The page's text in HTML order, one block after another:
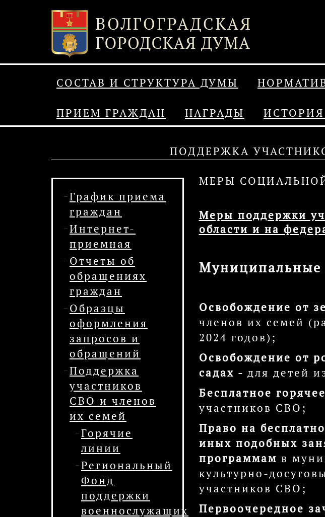
СОСТАВ И СТРУКТУРА ДУМЫ
ПРИЕМ ГРАЖДАН НАГРАДЫ
ПОДДЕРЖКА
График приема
граждан
Интернет-
приемная
Отчеты об
обращениях
граждан
Образцы
оформления
запросов и
обращений
Поддержка
участников
СВО и членов
их семей
Горячие
линии
Региональный
Фонд
поддержки
военнослужащих
МЕРЫ
Меры поддержки
области и на
Освобождение от
членов их семей
2024 годов);
Освобождение от
садах - для детей
Бесплатное
участников СВО;
Право на
иных подобных
программам в
культурно-
участников СВО;
Первоочередное